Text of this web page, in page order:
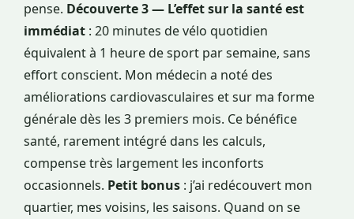
pense. Découverte 3 — L’effet sur la santé est
immédiat : 20 minutes de vélo quotidien
équivalent à 1 heure de sport par semaine, sans
effort conscient. Mon médecin a noté des
améliorations cardiovasculaires et sur ma forme
générale dès les 3 premiers mois. Ce bénéfice
santé, rarement intégré dans les calculs,
compense très largement les inconforts
occasionnels. Petit bonus : j’ai redécouvert mon
quartier, mes voisins, les saisons. Quand on se